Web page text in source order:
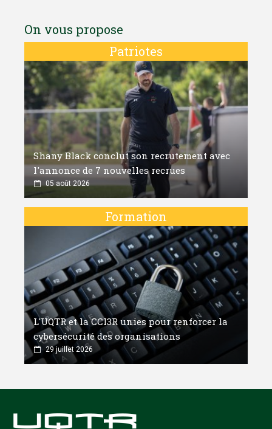
On vous propose
Patriotes
Shany Black conclut son recrutement avec
l'annonce de 7 nouvelles recrues
05 août 2026
Formation
L'UQTR et la CCI3R unies pour renforcer la
cybersécurité des organisations
29 juillet 2026